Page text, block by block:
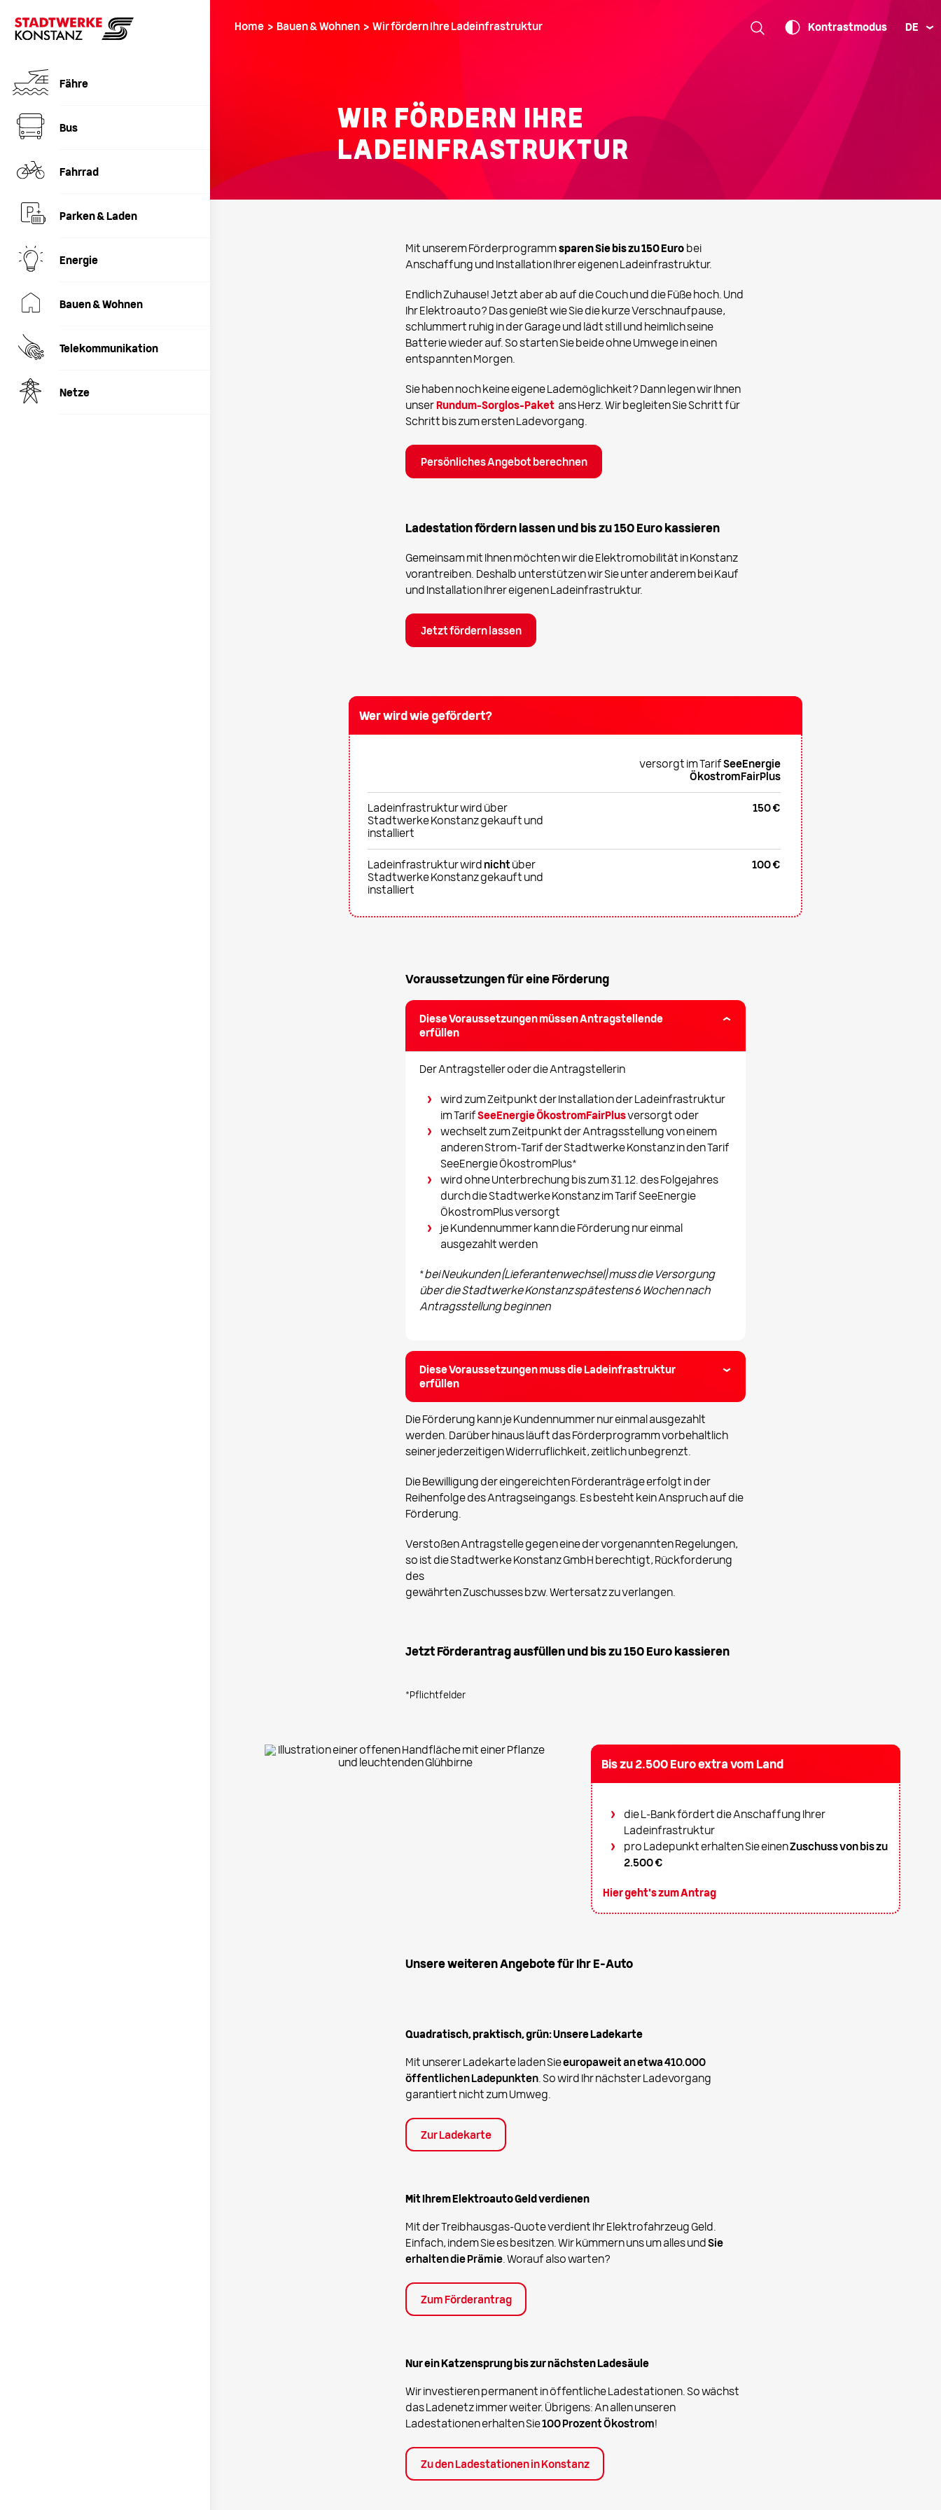
Home › Bauen & Wohnen › Wir fördern Ihre Ladeinfrastruktur Kontrastmodus DE
Fähre
Bus
Fahrrad
Parken & Laden
Energie
Bauen & Wohnen
Telekommunikation
Netze
WIR FÖRDERN IHRE
LADEINFRASTRUKTUR
Mit unserem Förderprogrammsparen Sie bis zu 150 Euro bei
Anschaffung und Installation Ihrer eigenen Ladeinfrastruktur.
Endlich Zuhause! Jetzt aber ab auf die Couch und die Füße hoch. Und
Ihr Elektroauto? Das genießt wie Sie die kurze Verschnaufpause,
schlummert ruhig in der Garage und lädt still und heimlich seine
Batterie wieder auf. So starten Sie beide ohne Umwege in einen
entspannten Morgen.
Sie haben noch keine eigene Lademöglichkeit? Dann legen wir Ihnen
unser Rundum-Sorglos-Paket ans Herz. Wir begleiten Sie Schritt für
Schritt bis zum ersten Ladevorgang.
Persönliches Angebot berechnen
Ladestation fördern lassen und bis zu 150 Euro kassieren
Gemeinsam mit Ihnen möchten wir die Elektromobilität in Konstanz
vorantreiben. Deshalb unterstützen wir Sie unter anderem bei Kauf
und Installation Ihrer eigenen Ladeinfrastruktur.
Jetzt fördern lassen
Wer wird wie gefördert?
versorgt im TarifSeeEnergie
ÖkostromFairPlus
Ladeinfrastruktur wird über
Stadtwerke Konstanz gekauft und
installiert
150 €
Ladeinfrastruktur wird nicht über
Stadtwerke Konstanz gekauft und
installiert
100 €
Voraussetzungen für eine Förderung
Diese Voraussetzungen müssen Antragstellende
erfüllen
Der Antragsteller oder die Antragstellerin
wird zum Zeitpunkt der Installation der Ladeinfrastruktur
im TarifSeeEnergie ÖkostromFairPlusversorgt oder
wechselt zum Zeitpunkt der Antragsstellung von einem
anderen Strom-Tarif der Stadtwerke Konstanz in den Tarif
SeeEnergie ÖkostromPlus*
wird ohne Unterbrechung bis zum 31.12. des Folgejahres
durch die Stadtwerke Konstanz im Tarif SeeEnergie
ÖkostromPlus versorgt
je Kundennummer kann die Förderung nur einmal
ausgezahlt werden
*bei Neukunden (Lieferantenwechsel) muss die Versorgung
über die Stadtwerke Konstanz spätestens 6 Wochen nach
Antragsstellung beginnen
Diese Voraussetzungen muss die Ladeinfrastruktur
erfüllen
Die Förderung kann je Kundennummer nur einmal ausgezahlt
werden. Darüber hinaus läuft das Förderprogramm vorbehaltlich
seiner jederzeitigen Widerruflichkeit, zeitlich unbegrenzt.
Die Bewilligung der eingereichten Förderanträge erfolgt in der
Reihenfolge des Antragseingangs. Es besteht kein Anspruch auf die
Förderung.
Verstoßen Antragstelle gegen eine der vorgenannten Regelungen,
so ist die Stadtwerke Konstanz GmbH berechtigt, Rückforderung
des
gewährten Zuschusses bzw. Wertersatz zu verlangen.
Jetzt Förderantrag ausfüllen und bis zu 150 Euro kassieren
Bis zu 2.500 Euro extra vom Land
die L-Bank fördert die Anschaffung Ihrer
Ladeinfrastruktur
pro Ladepunkt erhalten Sie einenZuschuss von bis zu
2.500 €
Hier geht's zum Antrag
Unsere weiteren Angebote für Ihr E-Auto
Quadratisch, praktisch, grün: Unsere Ladekarte
Mit unserer Ladekarte laden Sieeuropaweit an etwa 410.000
öffentlichen Ladepunkten. So wird Ihr nächster Ladevorgang
garantiert nicht zum Umweg.
Zur Ladekarte
Mit Ihrem Elektroauto Geld verdienen
Mit der Treibhausgas-Quote verdient Ihr Elektrofahrzeug Geld.
Einfach, indem Sie es besitzen. Wir kümmern uns um alles und Sie
erhalten die Prämie. Worauf also warten?
Zum Förderantrag
Nur ein Katzensprung bis zur nächsten Ladesäule
Wir investieren permanent in öffentliche Ladestationen. So wächst
das Ladenetz immer weiter. Übrigens: An allen unseren
Ladestationen erhalten Sie100 Prozent Ökostrom!
Zu den Ladestationen in Konstanz